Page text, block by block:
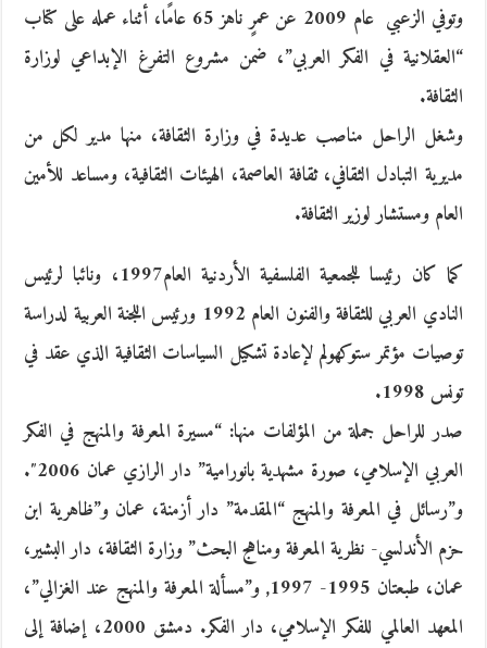
وتوفي الزعبي عام 2009 عن عمرٍ ناهز 65 عامًا، أثناء عمله على كتاب
“العقلانية في الفكر العربي”، ضمن مشروع التفرغ الإبداعي لوزارة
الثقافة.
وشغل الراحل مناصب عديدة في وزارة الثقافة، منها مدير لكل من
مديرية التبادل الثقافي، ثقافة العاصمة، الهيئات الثقافية، ومساعد للأمين
العام ومستشار لوزير الثقافة.
كما كان رئيسا للجمعية الفلسفية الأردنية العام1997، ونائبا لرئيس
النادي العربي للثقافة والفنون العام 1992 ورئيس اللجنة العربية لدراسة
توصيات مؤتمر ستوكهولم لإعادة تشكيل السياسات الثقافية الذي عقد في
تونس 1998.
صدر للراحل جملة من المؤلفات منها: “مسيرة المعرفة والمنهج في الفكر
العربي الإسلامي، صورة مشهدية بانورامية” دار الرازي عمان 2006″.
و”رسائل في المعرفة والمنهج “المقدمة” دار أزمنة، عمان و”ظاهرية ابن
حزم الأندلسي- نظرية المعرفة ومناهج البحث” وزارة الثقافة، دار البشير،
عمان، طبعتان 1995- 1997, و”مسألة المعرفة والمنهج عند الغزالي”،
المعهد العالمي للفكر الإسلامي، دار الفكر. دمشق 2000، إضافة إلى